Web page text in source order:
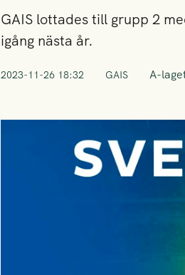
GAIS lottades till grupp 2
igång nästa år.
2023-11-26 18:32 GAIS A-